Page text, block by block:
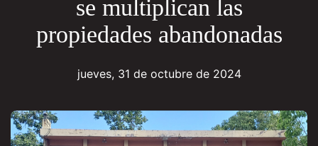
se multiplican las
propiedades abandonadas
jueves, 31 de octubre de 2024